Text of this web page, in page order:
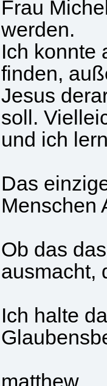
Frau
werden.
Ich konnte
finden,
Jesus
soll.
und ich
Das
Menschen
Ob das
ausmacht,
Ich halte